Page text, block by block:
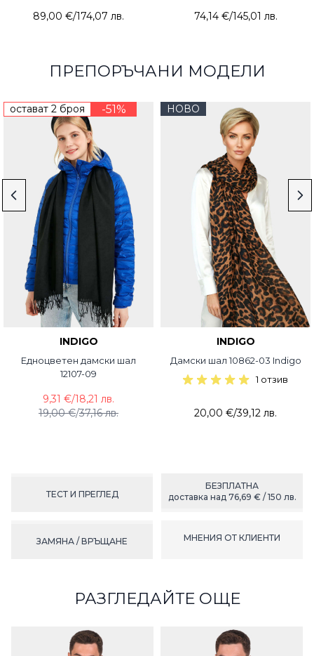
89,00 €/174,07 лв. 74,14 €/145,01 лв.
ПРЕПОРЪЧАНИ МОДЕЛИ
остават 2 броя -51%
INDIGO
Едноцветен дамски шал
12107-09
19,00 €/37,16 лв.
9,31 €/18,21 лв.
НОВО
INDIGO
Дамски шал 10862-03 Indigo
1 отзив
20,00 €/39,12 лв.
ТЕСТ И ПРЕГЛЕД
БЕЗПЛАТНА
доставка над 76,69 € / 150 лв.
ЗАМЯНА / ВРЪЩАНЕ МНЕНИЯ ОТ КЛИЕНТИ
РАЗГЛЕДАЙТЕ ОЩЕ